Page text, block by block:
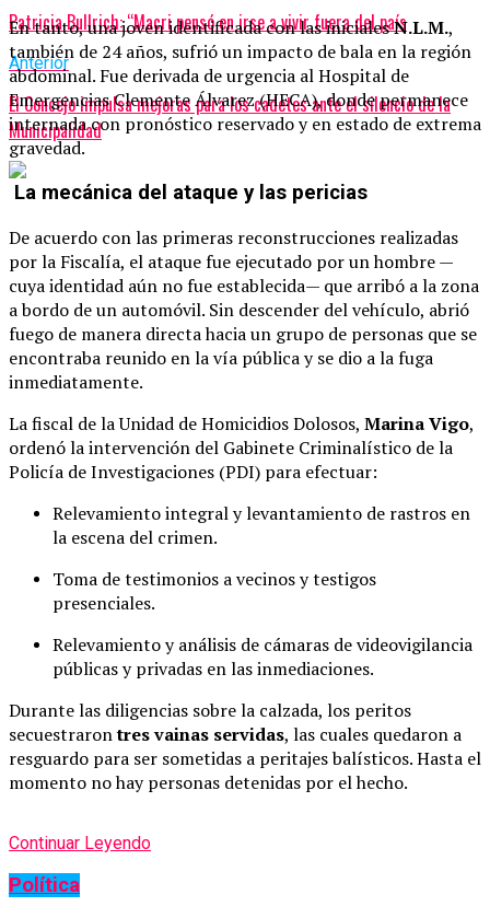
Patricia Bullrich: “Macri pensó en irse a vivir fuera del país
Anterior
El Concejo impulsa mejoras para los cadetes ante el silencio de la
Municipalidad
En tanto, una joven identificada con las inicialesN.L.M.,
también de 24 años, sufrió un impacto de bala en la región
abdominal. Fue derivada de urgencia al Hospital de
Emergencias Clemente Álvarez (HECA), donde permanece
internada con pronóstico reservado y en estado de extrema
gravedad.
La mecánica del ataque y las pericias
De acuerdo con las primeras reconstrucciones realizadas
por la Fiscalía, el ataque fue ejecutado por un hombre —
cuya identidad aún no fue establecida— que arribó a la zona
a bordo de un automóvil. Sin descender del vehículo, abrió
fuego de manera directa hacia un grupo de personas que se
encontraba reunido en la vía pública y se dio a la fuga
inmediatamente.
La fiscal de la Unidad de Homicidios Dolosos, Marina Vigo,
ordenó la intervención del Gabinete Criminalístico de la
Policía de Investigaciones (PDI) para efectuar:
Relevamiento integral y levantamiento de rastros en
la escena del crimen.
Toma de testimonios a vecinos y testigos
presenciales.
Relevamiento y análisis de cámaras de videovigilancia
públicas y privadas en las inmediaciones.
Durante las diligencias sobre la calzada, los peritos
secuestrarontres vainas servidas, las cuales quedaron a
resguardo para ser sometidas a peritajes balísticos. Hasta el
momento no hay personas detenidas por el hecho.
Continuar Leyendo
Política